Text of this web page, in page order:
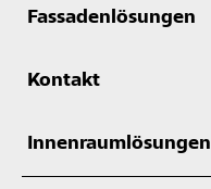
Fassadenlösungen
Kontakt
Innenraumlösungen